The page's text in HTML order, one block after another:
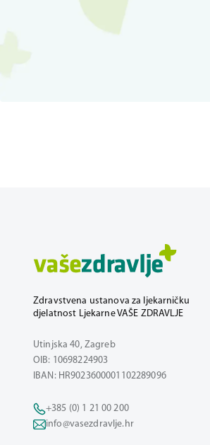
Zdravstvena ustanova za ljekarničku
djelatnost Ljekarne VAŠE ZDRAVLJE
Utinjska 40, Zagreb
OIB: 10698224903
IBAN: HR9023600001102289096
+385 (0) 1 21 00 200
info@vasezdravlje.hr